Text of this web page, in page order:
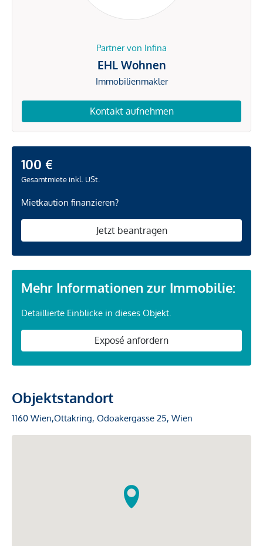
Partner von Infina
EHL Wohnen
Immobilienmakler
Kontakt aufnehmen
100 €
Gesamtmiete inkl. USt.
Mietkaution finanzieren?
Jetzt beantragen
Mehr Informationen zur Immobilie:
Detaillierte Einblicke in dieses Objekt.
Exposé anfordern
Objektstandort
1160 Wien,Ottakring, Odoakergasse 25, Wien